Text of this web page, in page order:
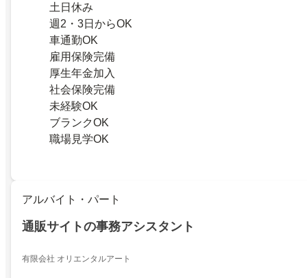
土日休み
週2・3日からOK
車通勤OK
雇用保険完備
厚生年金加入
社会保険完備
未経験OK
ブランクOK
職場見学OK
アルバイト・パート
通販サイトの事務アシスタント
有限会社 オリエンタルアート